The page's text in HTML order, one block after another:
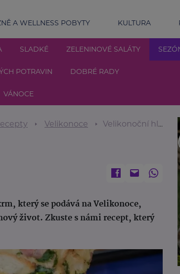
A WELLNESS POBYTY KULTURA
SLADKÉ ZELENINOVÉ SALÁTY
POTRAVIN DOBRÉ RADY
VÁNOCE
Velikonoce Velikonoční hlavička
který se podává na Velikonoce,
život. Zkuste s námi recept, který